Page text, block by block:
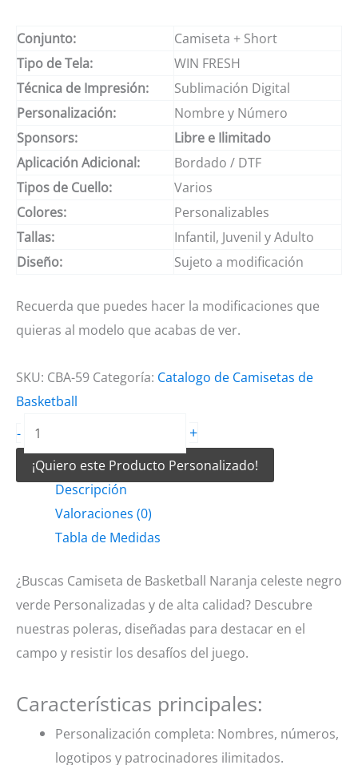
Conjunto:
Camiseta + Short
Tipo de Tela:
WIN FRESH
Técnica de Impresión:
Sublimación Digital
Personalización:
Nombre y Número
Sponsors:
Libre e Ilimitado
Aplicación Adicional:
Bordado / DTF
Tipos de Cuello:
Varios
Colores:
Personalizables
Tallas:
Infantil, Juvenil y Adulto
Diseño:
Sujeto a modificación
Recuerda que puedes hacer la modificaciones que
quieras al modelo que acabas de ver.
SKU: CBA-59 Categoría: Catalogo de Camisetas de
Basketball
-
Camiseta
de
Basketball
Naranja
celeste
negro
+
¡Quiero este Producto Personalizado!
Descripción
Valoraciones (0)
Tabla de Medidas
¿Buscas Camiseta de Basketball Naranja celeste negro
verde Personalizadas y de alta calidad? Descubre
nuestras poleras, diseñadas para destacar en el
campo y resistir los desafíos del juego.
Características principales:
Personalización completa: Nombres, números,
logotipos y patrocinadores ilimitados.